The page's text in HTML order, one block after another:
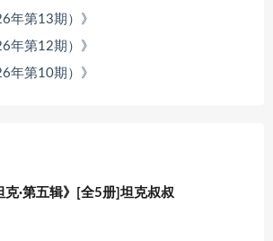
年第13期）》
年第12期）》
年第10期）》
克·第五辑》[全5册]坦克叔叔